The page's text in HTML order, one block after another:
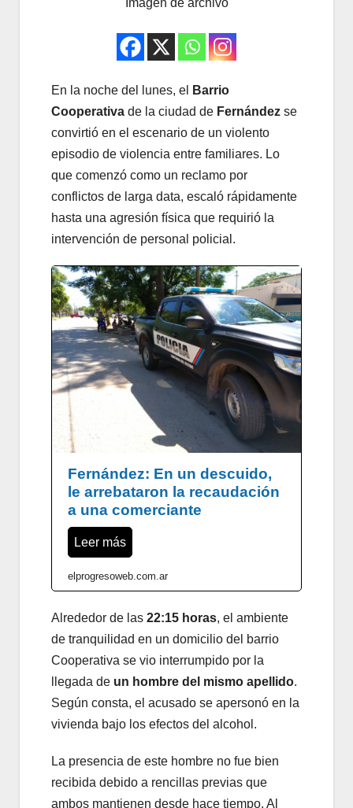
En la noche del lunes, el
Barrio
Cooperativa de la ciudad de Fernández se
convirtió en el escenario de un violento
episodio de violencia entre familiares. Lo
que comenzó como un reclamo por
conflictos de larga data, escaló rápidamente
hasta una agresión física que requirió la
intervención de personal policial.
Fernández: En un descuido,
le arrebataron la recaudación
a una comerciante
Leer más
elprogresoweb.com.ar
Alrededor de las 22:15 horas, el ambiente
de tranquilidad en un domicilio del barrio
Cooperativa se vio interrumpido por la
llegada de un hombre del mismo apellido.
Según consta, el acusado se apersonó en la
vivienda bajo los efectos del alcohol.
La presencia de este hombre no fue bien
recibida debido a rencillas previas que
ambos mantienen desde hace tiempo. Al